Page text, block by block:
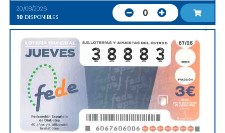
20/08/2026
10 DISPONIBLES 0